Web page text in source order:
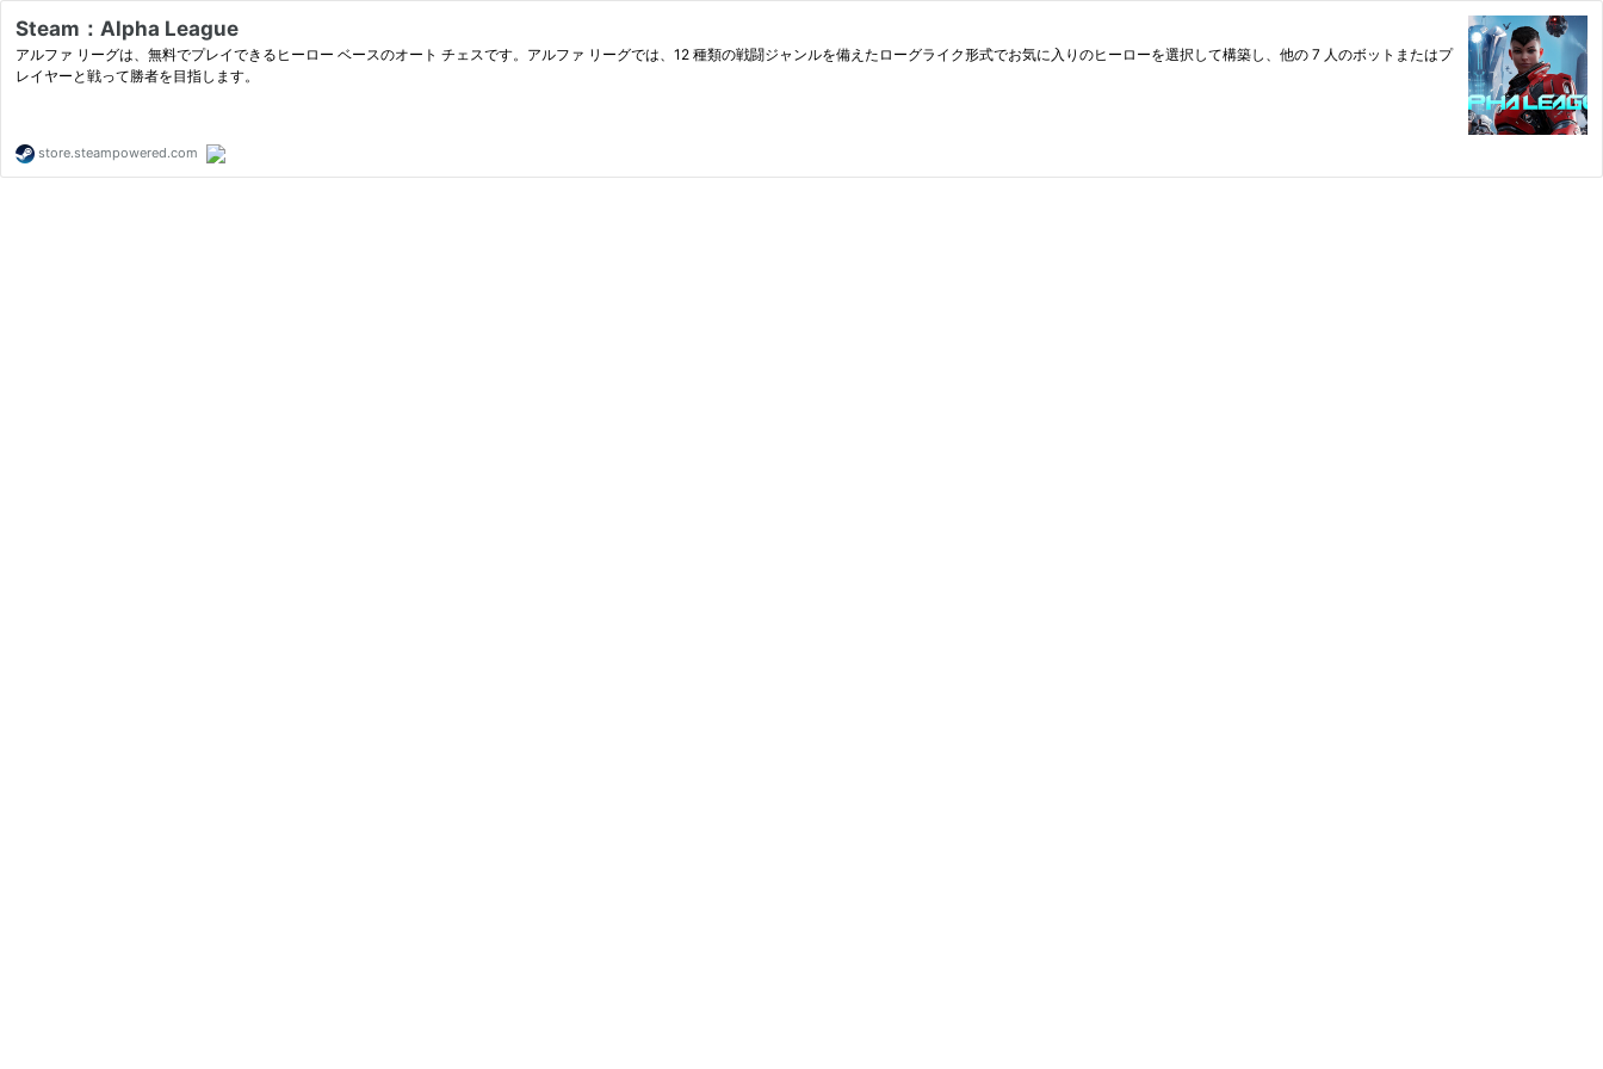
Steam：Alpha League
アルファ リーグは、無料でプレイできるヒーロー ベースのオート チェスです。アルファ リーグでは、12 種類の戦闘ジャンルを備えたローグライク形式でお気に入りのヒーローを選択して構築し、他の 7 人のボットまたはプ
レイヤーと戦って勝者を目指します。
store.steampowered.com